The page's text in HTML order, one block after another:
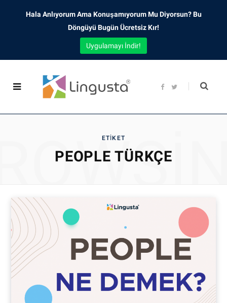
F
b
t
ETIKET
PEOPLE TÜRKÇE
Hala Anlıyorum Ama Konuşamıyorum Mu Diyorsun? Bu
Döngüyü Bugün Ücretsiz Kır!
Uygulamayı İndir!